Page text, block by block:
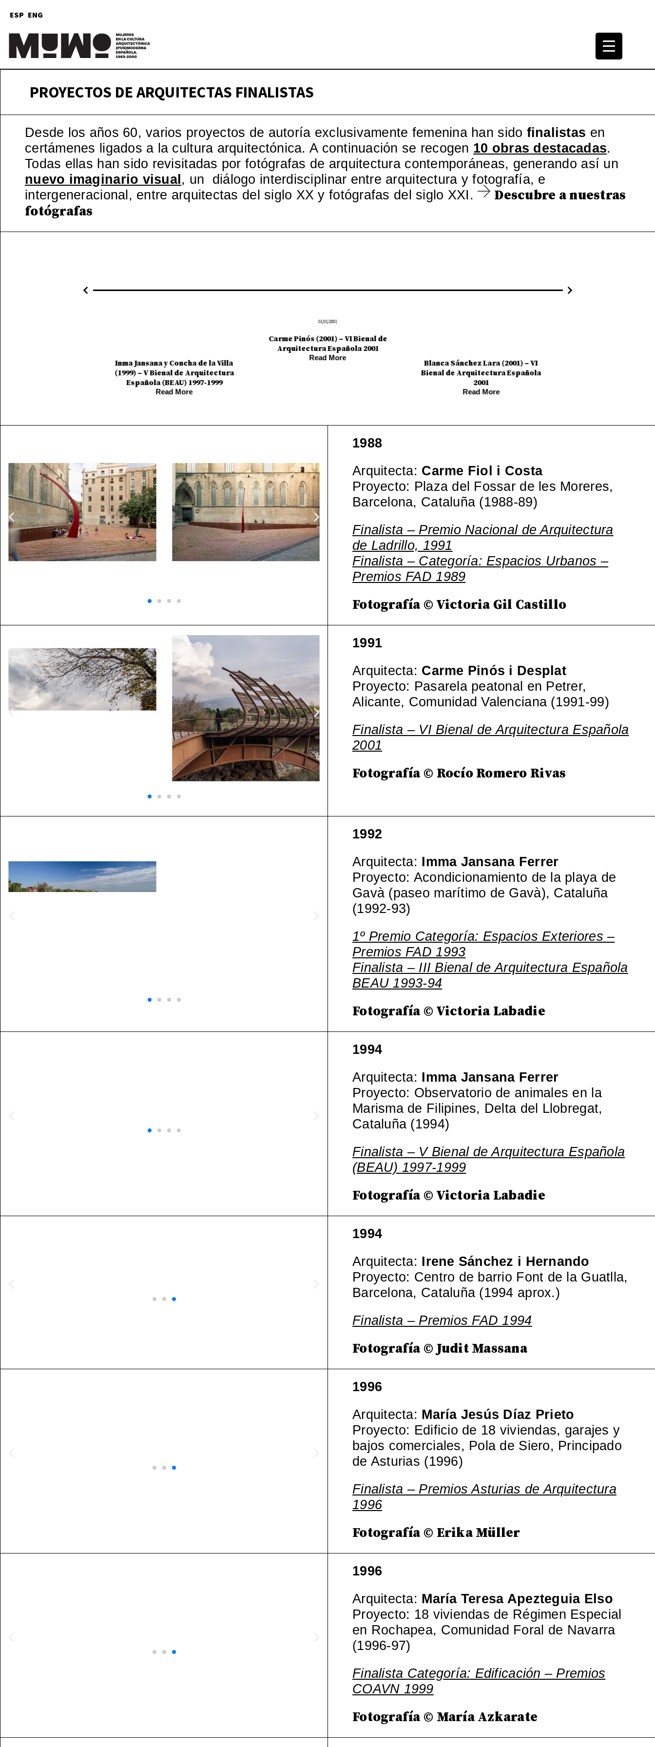
ESP ENG
MuWo – Mujeres en la Cultura Arquitectónica
(pos)moderna española, 1965-2000
PROYECTOS DE ARQUITECTAS FINALISTAS
Desde los años 60, varios proyectos de autoría exclusivamente femenina han sido finalistas en
certámenes ligados a la cultura arquitectónica. A continuación se recogen 10 o bras destacadas.
Todas ellas han sido revisitadas por fotógrafas de arquitectura contemporáneas, generando así un
nuevo imaginario visual , un diálogo interdisciplinar entre arquitectura y fotografía, e
intergeneracional, entre arquitectas del siglo XX y fotógrafas del siglo XXI.
Descubre a nuestras
fotógrafas
Inma Jansana y Concha de la Villa
(1999) – V Bienal de Arquitectura
Española (BEAU) 1997-1999
Read More
01/01/2001
Carme Pinós (2001) – VI Bienal de
Arquitectura Española 2001
Read More
Blanca Sánchez Lara (2001) – VI
Bienal de Arquitectura Española
2001
Read More
1988
Arquitecta: Carme Fiol i Costa
Proyecto: Plaza del Fossar de les Moreres,
Barcelona, Cataluña (1988-89)
Finalista – Premio Nacional de Arquitectura
de Ladrillo, 1991
Finalista – Categoría: Espacios Urbanos –
Premios FAD 1989
Fotografía © Victoria Gil Castillo
1991
Arquitecta: Carme Pinós i Desplat
Proyecto: Pasarela peatonal en Petrer,
Alicante, Comunidad Valenciana (1991-99)
Finalista – VI Bienal de Arquitectura Española
2001
Fotografía © Rocío Romero Rivas
1992
Arquitecta: Imma Jansana Ferrer
Proyecto: Acondicionamiento de la playa de
Gavà (paseo marítimo de Gavà), Cataluña
(1992-93)
1º Premio Categoría: Espacios Exteriores –
Premios FAD 1993
Finalista – III Bienal de Arquitectura Española
BEAU 1993-94
Fotografía © Victoria Labadie
1994
Arquitecta: Imma Jansana Ferrer
Proyecto: Observatorio de animales en la
Marisma de Filipines, Delta del Llobregat,
Cataluña (1994)
Finalista – V Bienal de Arquitectura Española
(BEAU) 1997-1999
Fotografía © Victoria Labadie
1994
Arquitecta: Irene Sánchez i Hernando
Proyecto: Centro de barrio Font de la Guatlla,
Barcelona, Cataluña (1994 aprox.)
Finalista – Premios FAD 1994
Fotografía © Judit Massana
1996
Arquitecta: María Jesús Díaz Prieto
Proyecto: Edificio de 18 viviendas, garajes y
bajos comerciales, Pola de Siero, Principado
de Asturias (1996)
Finalista – Premios Asturias de Arquitectura
1996
Fotografía © Erika Müller
1996
Arquitecta: María Teresa Apezteguia Elso
Proyecto: 18 viviendas de Régimen Especial
en Rochapea, Comunidad Foral de Navarra
(1996-97)
Finalista Categoría: Edificación – Premios
COAVN 1999
Fotografía © María Azkarate